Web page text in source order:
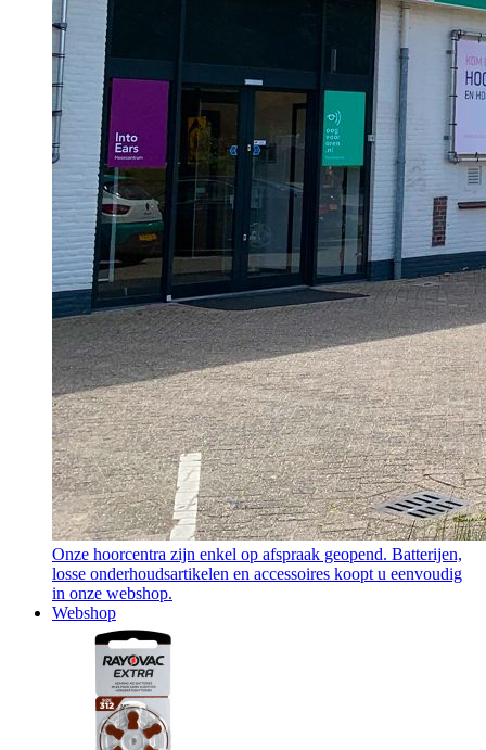
Onze hoorcentra zijn enkel op afspraak geopend. Batterijen,
losse onderhoudsartikelen en accessoires koopt u eenvoudig
in onze webshop.
Webshop